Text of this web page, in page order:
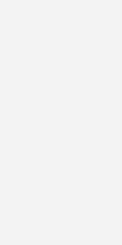
dass das
gut